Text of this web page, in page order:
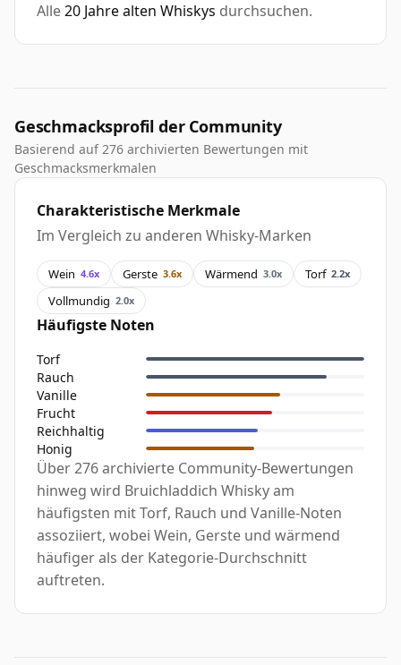
Alle20 Jahre alten Whiskys durchsuchen.
Geschmacksprofil der Community
Basierend auf 276 archivierten Bewertungen mit
Geschmacksmerkmalen
Charakteristische Merkmale
Im Vergleich zu anderen Whisky-Marken
Wein 4.6x Gerste 3.6x Wärmend 3.0x Torf 2.2x
Vollmundig 2.0x
Häufigste Noten
Torf
Rauch
Vanille
Frucht
Reichhaltig
Honig
Über 276 archivierte Community-Bewertungen
hinweg wird Bruichladdich Whisky am
häufigsten mit Torf, Rauch und Vanille-Noten
assoziiert, wobei Wein, Gerste und wärmend
häufiger als der Kategorie-Durchschnitt
auftreten.